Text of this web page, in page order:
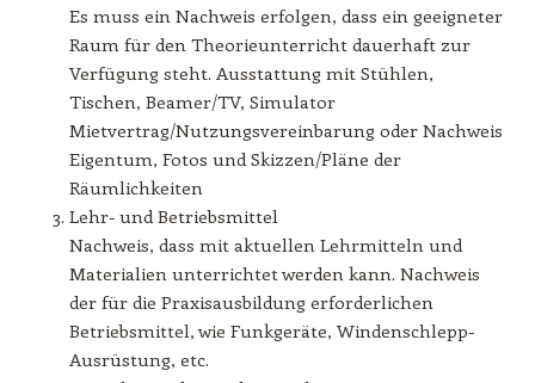
Es muss ein Nachweis erfolgen, dass ein geeigneter
Raum für den Theorieunterricht dauerhaft zur
Verfügung steht. Ausstattung mit Stühlen,
Tischen, Beamer/TV, Simulator
Mietvertrag/Nutzungsvereinbarung oder Nachweis
Eigentum, Fotos und Skizzen/Pläne der
Räumlichkeiten
Lehr- und Betriebsmittel
Nachweis, dass mit aktuellen Lehrmitteln und
Materialien unterrichtet werden kann. Nachweis
der für die Praxisausbildung erforderlichen
Betriebsmittel, wie Funkgeräte, Windenschlepp-
Ausrüstung, etc.